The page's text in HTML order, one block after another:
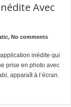
Avec
, No comments
inédite qui
prise en photo avec
apparaît à l’écran.